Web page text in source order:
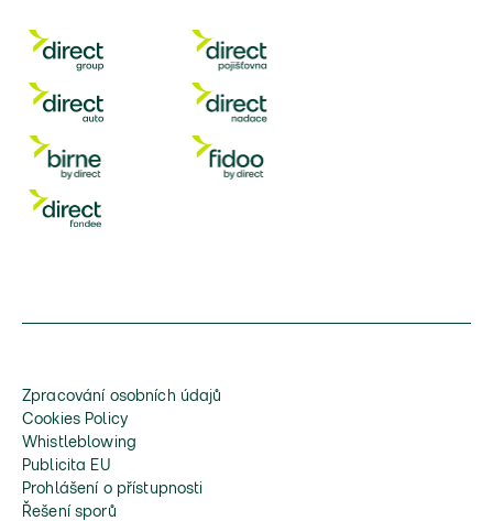
Zpracování osobních údajů
Cookies Policy
Whistleblowing
Publicita EU
Prohlášení o přístupnosti
Řešení sporů